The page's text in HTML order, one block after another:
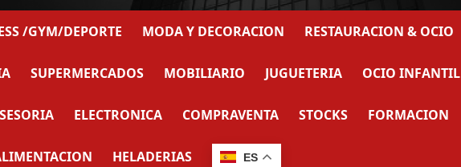
/GYM/DEPORTE MODA Y DECORACION RESTAURACION & OCIO
SUPERMERCADOS MOBILIARIO JUGUETERIA OCIO INFANTIL
ELECTRONICA COMPRAVENTA STOCKS FORMACION
HELADERIAS ES